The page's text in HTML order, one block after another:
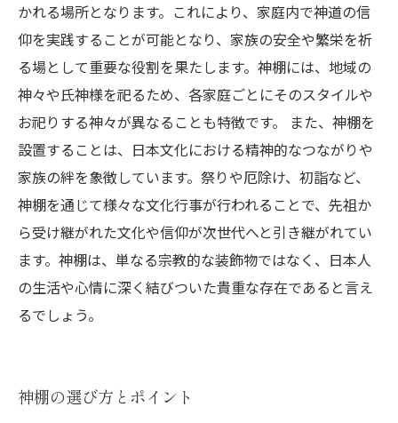
かれる場所となります。これにより、家庭内で神道の信
仰を実践することが可能となり、家族の安全や繁栄を祈
る場として重要な役割を果たします。神棚には、地域の
神々や氏神様を祀るため、各家庭ごとにそのスタイルや
お祀りする神々が異なることも特徴です。 また、神棚を
設置することは、日本文化における精神的なつながりや
家族の絆を象徴しています。祭りや厄除け、初詣など、
神棚を通じて様々な文化行事が行われることで、先祖か
ら受け継がれた文化や信仰が次世代へと引き継がれてい
ます。神棚は、単なる宗教的な装飾物ではなく、日本人
の生活や心情に深く結びついた貴重な存在であると言え
るでしょう。
神棚の選び方とポイント